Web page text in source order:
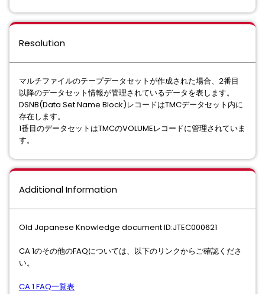
Resolution
マルチファイルのテープデータセットが作成された場合、2番⽬
以降のデータセット情報が管理されているデータを表します。
DSNB(Data Set Name Block)レコードはTMCデータセット内に
存在します。
1番⽬のデータセットはTMCのVOLUMEレコードに管理されていま
す。
Additional Information
Old Japanese Knowledge document ID:JTEC000621
CA 1のその他のFAQについては、以下のリンクからご確認くださ
い。
CA 1 FAQ一覧表